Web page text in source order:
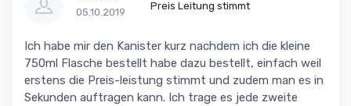
05.10.2019
Preis Leitung stimmt
Ich habe mir den Kanister kurz nachdem ich die kleine
750ml Flasche bestellt habe dazu bestellt, einfach weil
erstens die Preis-leistung stimmt und zudem man es in
Sekunden auftragen kann. Ich trage es jede zweite